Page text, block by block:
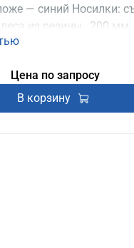
— синий Носилки:
из резины _200 мм,
разборная
Цена по запросу
В корзину